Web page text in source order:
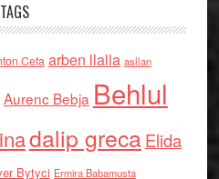
TAGS
Cefa arben llalla asllan
Aurenc Bebja Behlul
dalip grecaElida
Bytyci Ermira Babamusta